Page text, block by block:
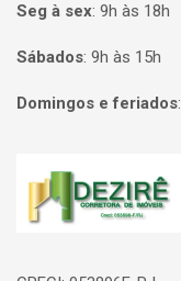
Seg à sex: 9h às 18h
Sábados: 9h às 15h
Domingos e feriados:
Página inicial